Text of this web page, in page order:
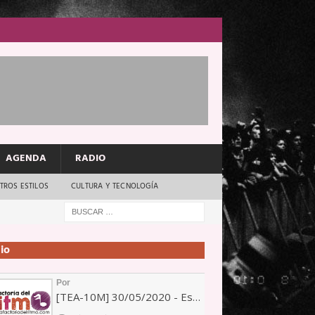
AGENDA RADIO
ESTILOS CULTURA Y TECNOLOGÍA